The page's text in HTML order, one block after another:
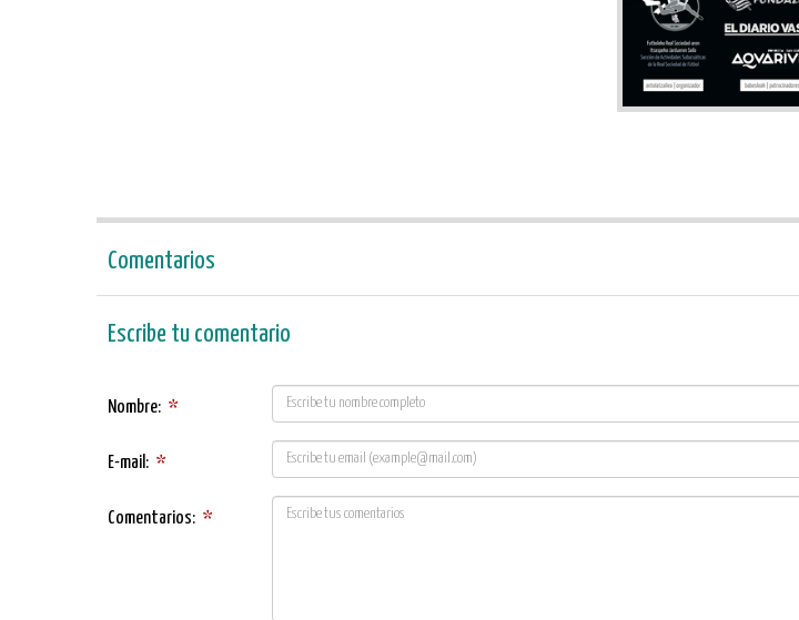
Comentarios
Escribe tu comentario
Nombre: *
E-mail: *
Comentarios: *